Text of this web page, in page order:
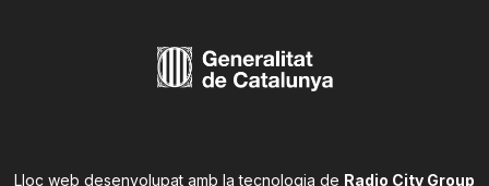
Lloc web desenvolupat amb la tecnologia de Radio City Group